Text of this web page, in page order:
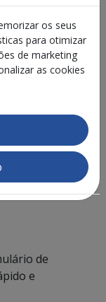
de
e
os seus
para otimizar
de marketing
as cookies